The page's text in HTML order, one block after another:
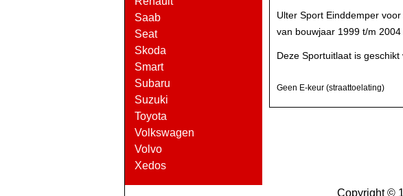
Saab
Seat
Skoda
Smart
Subaru
Suzuki
Toyota
Volkswagen
Volvo
Xedos
Ulter Sport Einddemper
van bouwjaar 1999 t/m
Deze Sportuitlaat is
Geen E-keur (straattoelating)
Copyright ©